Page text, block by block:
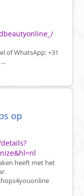
of WhatsApp: +31
op
heeft met het